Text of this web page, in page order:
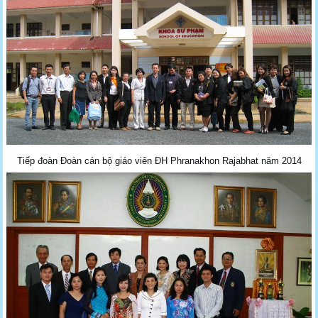
Tiếp đoàn Đoàn cán bộ giáo viên ĐH Phranakhon Rajabhat năm 2014